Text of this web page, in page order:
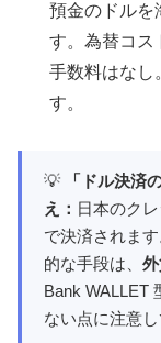
預金のドルを
す。為替コス
手数料はなし
す。
💡
「ドル決済
え： 日本のク
で決済されま
的な手段は、
Bank WALLET
ない点に注意し